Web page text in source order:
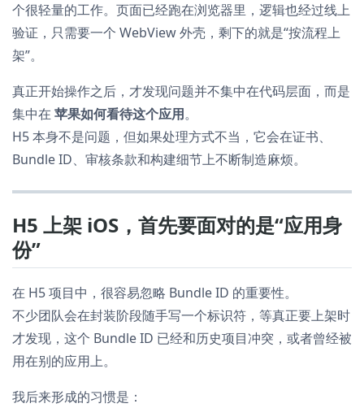
个很轻量的工作。页面已经跑在浏览器里，逻辑也经过线上
验证，只需要一个 WebView 外壳，剩下的就是“按流程上
架”。
真正开始操作之后，才发现问题并不集中在代码层面，而是
集中在 苹果如何看待这个应用。
H5 本身不是问题，但如果处理方式不当，它会在证书、
Bundle ID、审核条款和构建细节上不断制造麻烦。
H5 上架 iOS，首先要面对的是“应用身
份”
在 H5 项目中，很容易忽略 Bundle ID 的重要性。
不少团队会在封装阶段随手写一个标识符，等真正要上架时
才发现，这个 Bundle ID 已经和历史项目冲突，或者曾经被
用在别的应用上。
我后来形成的习惯是：